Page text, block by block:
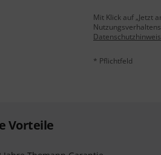
Mit Klick auf „Jetzt
* Pflichtfeld
Vorteile